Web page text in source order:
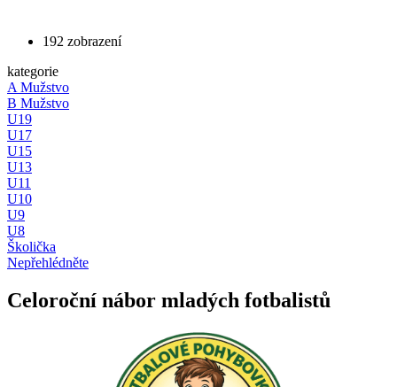
192 zobrazení
kategorie
A Mužstvo
B Mužstvo
U19
U17
U15
U13
U11
U10
U9
U8
Školička
Nepřehlédněte
Celoroční nábor mladých fotbalistů